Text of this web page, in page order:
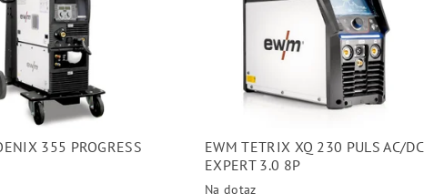
355 PROGRESS
EWM TETRIX XQ 230 PULS AC/DC
EXPERT 3.0 8P
Na dotaz